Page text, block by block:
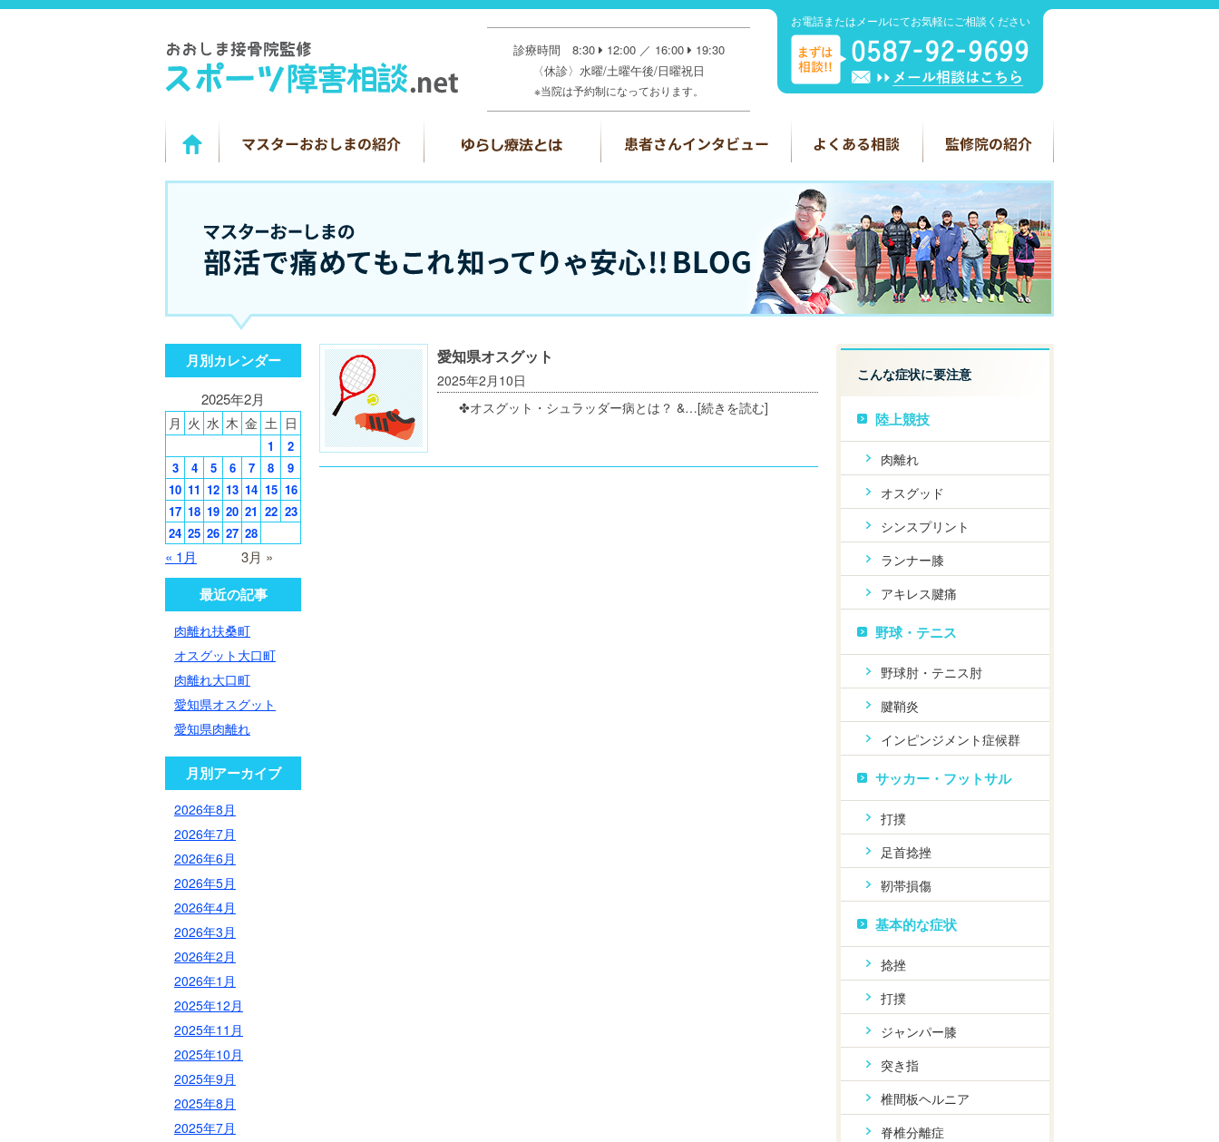
診療時間 8:30 12:00 ／ 16:00
19:30
〈休診〉水曜/土曜午後/日曜祝日
※当院は予約制になっております。
お電話またはメールにてお気軽にご相談ください
愛知県オスグット
2025年2月10日
✤オスグット・シュラッダー病とは？ &…[続きを読む]
月別カレンダー
2025年2月
月 火 水 木 金 土 日
« 1月 3月 »
1
2
3
4 5 6 7 8
9
10 11 12 13 14 15 16
17 18 19 20 21 22 23
24 25 26 27 28
最近の記事
肉離れ扶桑町
オスグット大口町
肉離れ大口町
愛知県オスグット
愛知県肉離れ
月別アーカイブ
2026年8月
2026年7月
2026年6月
2026年5月
2026年4月
2026年3月
2026年2月
2026年1月
2025年12月
2025年11月
2025年10月
2025年9月
2025年8月
2025年7月
こんな症状に要注意
陸上競技
肉離れ
オスグッド
シンスプリント
ランナー膝
アキレス腱痛
野球・テニス
野球肘・テニス肘
腱鞘炎
インピンジメント症候群
サッカー・フットサル
打撲
足首捻挫
靭帯損傷
基本的な症状
捻挫
打撲
ジャンパー膝
突き指
椎間板ヘルニア
脊椎分離症